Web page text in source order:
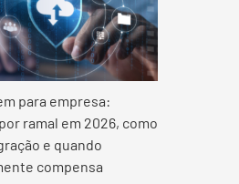
para empresa:
ramal em 2026, como
e quando
compensa